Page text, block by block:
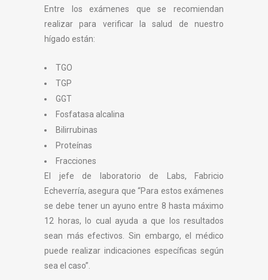
Entre los exámenes que se recomiendan
realizar para verificar la salud de nuestro
hígado están:
TGO
TGP
GGT
Fosfatasa alcalina
Bilirrubinas
Proteínas
Fracciones
El jefe de laboratorio de Labs, Fabricio
Echeverría, asegura que “Para estos exámenes
se debe tener un ayuno entre 8 hasta máximo
12 horas, lo cual ayuda a que los resultados
sean más efectivos. Sin embargo, el médico
puede realizar indicaciones específicas según
sea el caso”.